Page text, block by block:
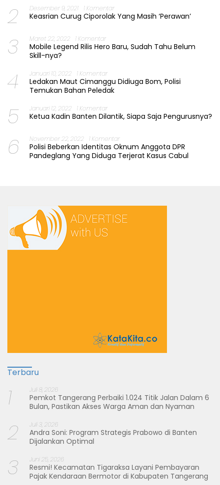
2 Desember 9, 2021 1 Komentar
Keasrian Curug Ciporolak Yang Masih ‘Perawan’
3 Maret 22, 2022 1 Komentar
Mobile Legend Rilis Hero Baru, Sudah Tahu Belum
Skill-nya?
4 Januari 10, 2022 1 Komentar
Ledakan Maut Cimanggu Didiuga Bom, Polisi
Temukan Bahan Peledak
5 Januari 12, 2022 1 Komentar
Ketua Kadin Banten Dilantik, Siapa Saja Pengurusnya?
6 November 22, 2022 1 Komentar
Polisi Beberkan Identitas Oknum Anggota DPR
Pandeglang Yang Diduga Terjerat Kasus Cabul
Terbaru
1 Juli 8, 2026
Pemkot Tangerang Perbaiki 1.024 Titik Jalan Dalam 6
Bulan, Pastikan Akses Warga Aman dan Nyaman
2 Juli 3, 2026
Andra Soni: Program Strategis Prabowo di Banten
Dijalankan Optimal
3 Juni 25, 2026
Resmi! Kecamatan Tigaraksa Layani Pembayaran
Pajak Kendaraan Bermotor di Kabupaten Tangerang